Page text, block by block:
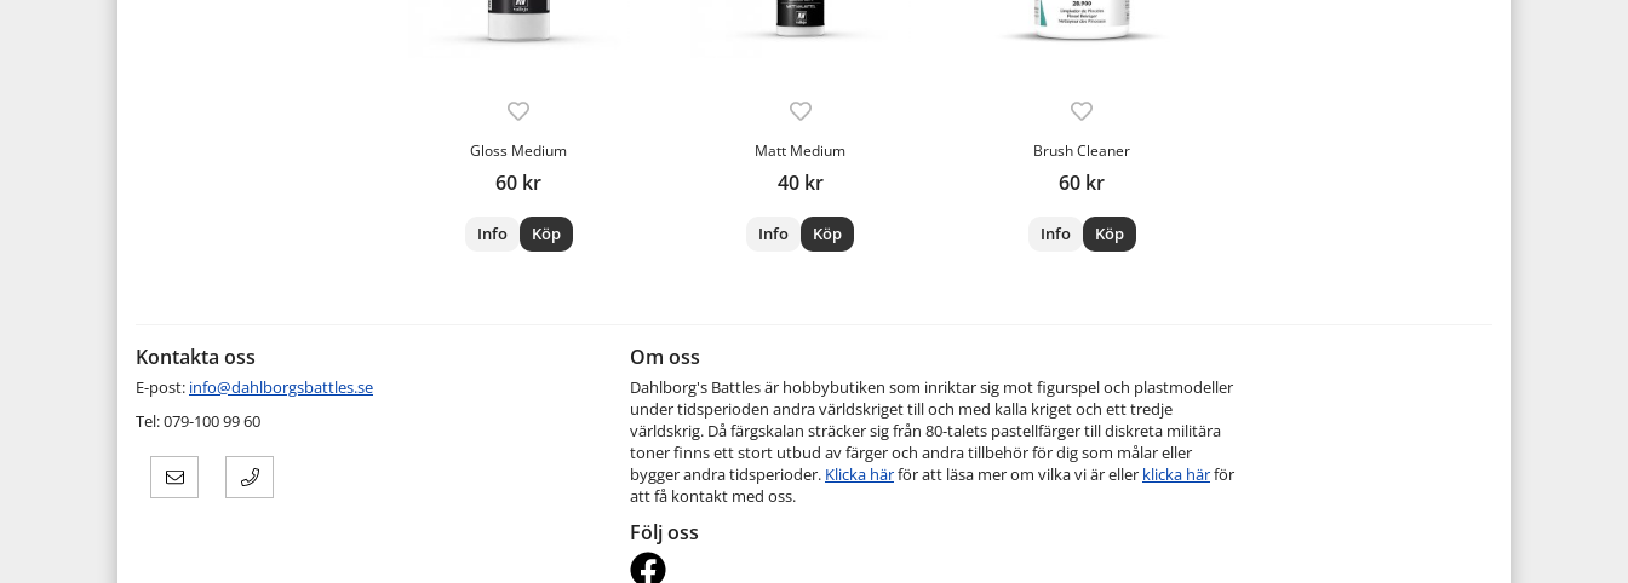
Gloss Medium
60 kr
Info Köp
Matt Medium
40 kr
Info Köp
Brush Cleaner
60 kr
Info Köp
Kontakta oss
E-post: info@dahlborgsbattles.se
Tel: 079-100 99 60
Om oss
Dahlborg's Battles är hobbybutiken som inriktar sig mot figurspel och plastmodeller
under tidsperioden andra världskriget till och med kalla kriget och ett tredje
världskrig. Då färgskalan sträcker sig från 80-talets pastellfärger till diskreta militära
toner finns ett stort utbud av färger och andra tillbehör för dig som målar eller
bygger andra tidsperioder. Klicka härför att läsa mer om vilka vi är eller klicka härför
att få kontakt med oss.
Följ oss